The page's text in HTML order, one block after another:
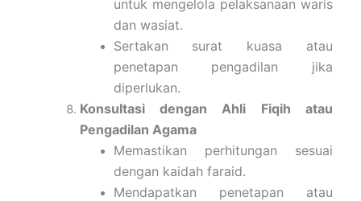
untuk mengelola pelaksanaan waris
dan wasiat.
Sertakan surat kuasa atau
penetapan pengadilan jika
diperlukan.
Konsultasi dengan Ahli Fiqih atau
Pengadilan Agama
Memastikan perhitungan sesuai
dengan kaidah faraid.
Mendapatkan penetapan atau